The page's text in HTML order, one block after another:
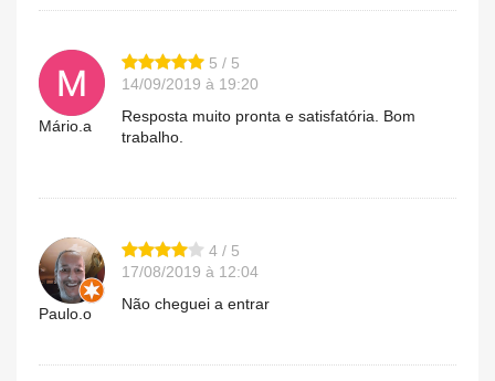
Mário.a
5 / 5
14/09/2019 à 19:20
Resposta muito pronta e satisfatória. Bom
trabalho.
Paulo.o
4 / 5
17/08/2019 à 12:04
Não cheguei a entrar